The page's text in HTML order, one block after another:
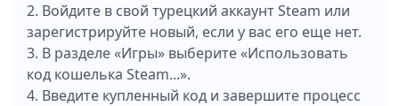
2. Войдите в свой турецкий аккаунт Steam или
зарегистрируйте новый, если у вас его еще нет.
3. В разделе «Игры» выберите «Использовать
код кошелька Steam...».
4. Введите купленный код и завершите процесс